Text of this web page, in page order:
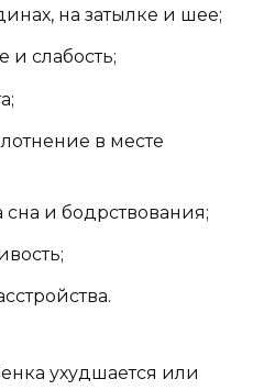
на затылке и шее;
слабость;
в месте
и бодрствования;
ухудшается или